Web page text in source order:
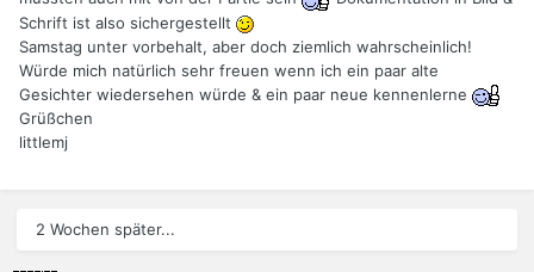
Schrift ist also sichergestellt
Samstag unter vorbehalt, aber doch ziemlich wahrscheinlich!
Würde mich natürlich sehr freuen wenn ich ein paar alte
Gesichter wiedersehen würde & ein paar neue kennenlerne
Grüßchen
littlemj
2 Wochen später...